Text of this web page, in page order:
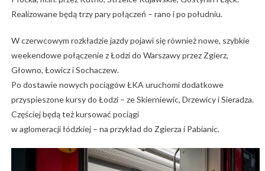
Realizowane będą trzy pary połączeń – rano i po południu.
W czerwcowym rozkładzie jazdy pojawi się również nowe, szybkie
weekendowe połączenie z Łodzi do Warszawy przez Zgierz,
Głowno, Łowicz i Sochaczew.
Po dostawie nowych pociągów ŁKA uruchomi dodatkowe
przyspieszone kursy do Łodzi – ze Skierniewic, Drzewicy i Sieradza.
Częściej będą też kursować pociągi
w aglomeracji łódzkiej – na przykład do Zgierza i Pabianic.